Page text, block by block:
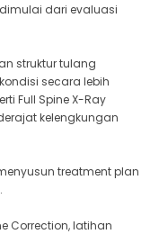
dari evaluasi
struktur tulang
secara lebih
Full Spine X-Ray
kelengkungan
treatment plan
Correction, latihan